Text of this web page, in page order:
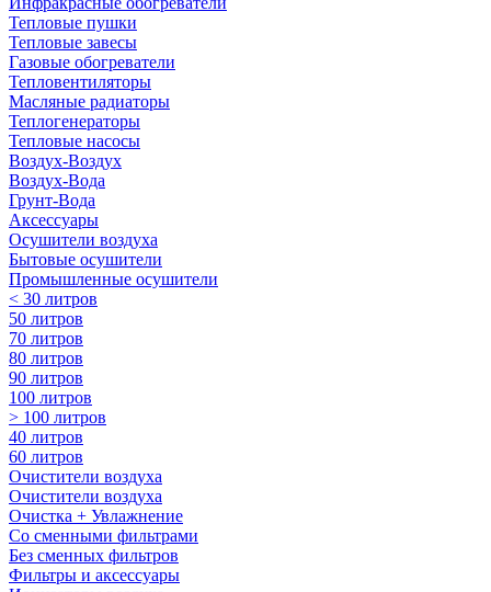
Тепловые пушки
Тепловые завесы
Газовые обогреватели
Тепловентиляторы
Масляные радиаторы
Теплогенераторы
Тепловые насосы
Воздух-Воздух
Воздух-Вода
Грунт-Вода
Аксессуары
Осушители воздуха
Бытовые осушители
Промышленные осушители
< 30 литров
50 литров
70 литров
80 литров
90 литров
100 литров
> 100 литров
40 литров
60 литров
Очистители воздуха
Очистители воздуха
Очистка + Увлажнение
Cо сменными фильтрами
Без сменных фильтров
Фильтры и аксессуары